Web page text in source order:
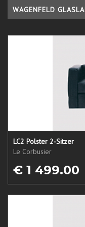
WAGENFELD
LC2 Polster 2-Sitzer
Le Corbusier
€ 1 499.00